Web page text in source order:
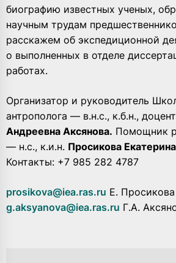
биографию известных ученых,
научным трудам
расскажем об экспедиционной
о выполненных в отделе
работах.
Организатор и руководитель
антрополога — в.н.с., к.б.н., доцент
Андреевна Аксянова. Помощник
— н.с., к.и.н. Просикова Екатерина
Контакты: +7 985 282 4787
prosikova@iea.ras.ru Е. Просикова
g.aksyanova@iea.ras.ru Г.А.